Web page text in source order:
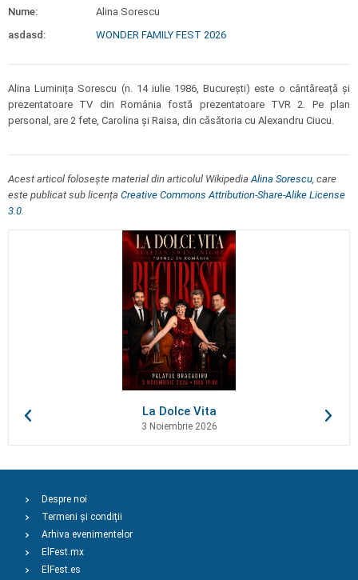
Nume:
Alina Sorescu
asdasd:
WONDER FAMILY FEST 2026
Alina Luminița Sorescu (n. 14 iulie 1986, București) este o cântăreață și
prezentatoare TV din România fostă prezentatoare TVR 2. Pe plan
personal, are 2 fete, Carolina și Raisa, din căsătoria cu Alexandru Ciucu.
Acest articol folosește material din articolul WikipediaAlina Sorescu, care
este publicat sub licența Creative Commons Attribution-Share-Alike License
3.0.
La Dolce Vita
3 Noiembrie 2026
Despre noi
Termeni și condiții
Arhiva evenimentelor
ElFest.mx
ElFest.es